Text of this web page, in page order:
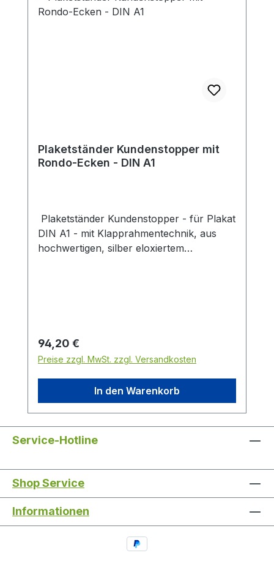
Plaketständer Kundenstopper mit
Rondo-Ecken - DIN A1
Plaketständer Kundenstopper - für Plakat
DIN A1 - mit Klapprahmentechnik, aus
hochwertigen, silber eloxiertem
Regulärer Preis:
94,20 €
Preise zzgl. MwSt. zzgl. Versandkosten
In den Warenkorb
Service-Hotline
Shop Service
Informationen